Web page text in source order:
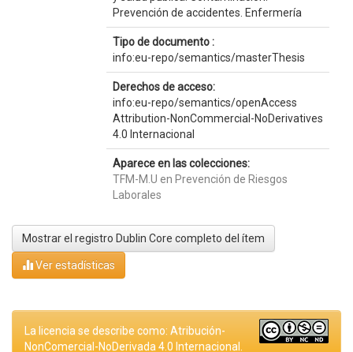
Prevención de accidentes. Enfermería
Tipo de documento :
info:eu-repo/semantics/masterThesis
Derechos de acceso:
info:eu-repo/semantics/openAccess
Attribution-NonCommercial-NoDerivatives
4.0 Internacional
Aparece en las colecciones:
TFM-M.U en Prevención de Riesgos
Laborales
Mostrar el registro Dublin Core completo del ítem
Ver estadísticas
La licencia se describe como: Atribución-
NonComercial-NoDerivada 4.0 Internacional.